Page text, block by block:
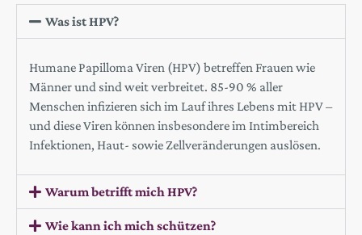
Was ist HPV?
Humane Papilloma Viren (HPV) betreffen Frauen wie
Männer und sind weit verbreitet. 85-90 % aller
Menschen infizieren sich im Lauf ihres Lebens mit HPV –
und diese Viren können insbesondere im Intimbereich
Infektionen, Haut- sowie Zellveränderungen auslösen.
Warum betrifft mich HPV?
Wie kann ich mich schützen?